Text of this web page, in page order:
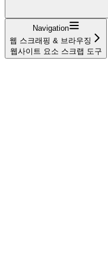
Navigation
웹 스크래핑 & 브라우징
웹사이트 요소 스크랩 도구